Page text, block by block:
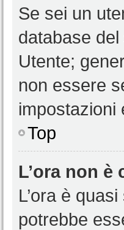
Se sei un
database
Utente;
non essere
impostazioni
Top
L’ora non è
L’ora è
potrebbe